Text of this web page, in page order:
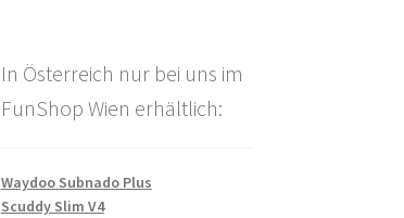
In Österreich nur bei uns im
FunShop Wien erhältlich:
Waydoo Subnado Plus
Scuddy Slim V4